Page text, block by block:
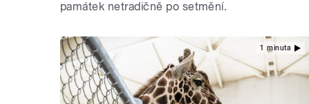
památek netradičně po setmění.
1 minuta